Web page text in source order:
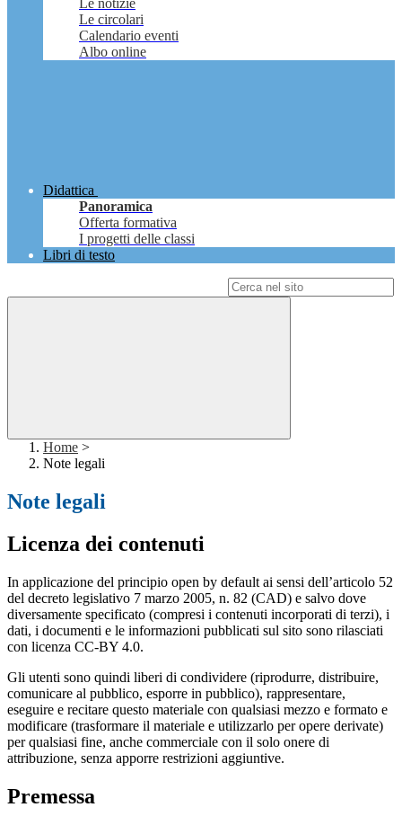
Le notizie
Le circolari
Calendario eventi
Albo online
Didattica
Panoramica
Offerta formativa
I progetti delle classi
Libri di testo
Home >
Note legali
Note legali
Licenza dei contenuti
In applicazione del principio open by default ai sensi dell’articolo 52
del decreto legislativo 7 marzo 2005, n. 82 (CAD) e salvo dove
diversamente specificato (compresi i contenuti incorporati di terzi), i
dati, i documenti e le informazioni pubblicati sul sito sono rilasciati
con licenza CC-BY 4.0.
Gli utenti sono quindi liberi di condividere (riprodurre, distribuire,
comunicare al pubblico, esporre in pubblico), rappresentare,
eseguire e recitare questo materiale con qualsiasi mezzo e formato e
modificare (trasformare il materiale e utilizzarlo per opere derivate)
per qualsiasi fine, anche commerciale con il solo onere di
attribuzione, senza apporre restrizioni aggiuntive.
Premessa